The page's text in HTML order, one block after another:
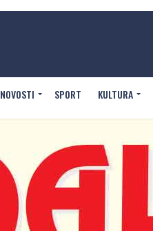
NOVOSTI SPORT KULTURA